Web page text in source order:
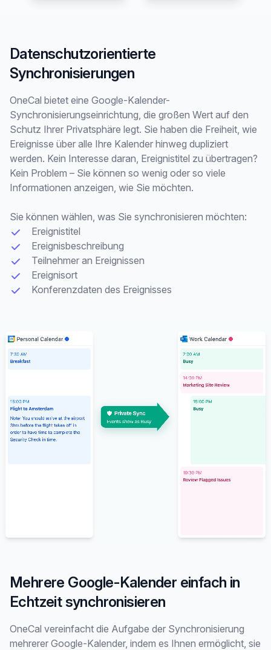
Datenschutzorientierte
Synchronisierungen
OneCal bietet eine Google-Kalender-
Synchronisierungseinrichtung, die großen Wert auf den
Schutz Ihrer Privatsphäre legt. Sie haben die Freiheit, wie
Ereignisse über alle Ihre Kalender hinweg dupliziert
werden. Kein Interesse daran, Ereignistitel zu übertragen?
Kein Problem – Sie können so wenig oder so viele
Informationen anzeigen, wie Sie möchten.
Sie können wählen, was Sie synchronisieren möchten:
Ereignistitel
Ereignisbeschreibung
Teilnehmer an Ereignissen
Ereignisort
Konferenzdaten des Ereignisses
Mehrere Google-Kalender einfach in
Echtzeit synchronisieren
OneCal vereinfacht die Aufgabe der Synchronisierung
mehrerer Google-Kalender, indem es Ihnen ermöglicht, sie